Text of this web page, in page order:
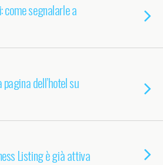
come segnalarle a
dell’hotel su
Listing è già attiva